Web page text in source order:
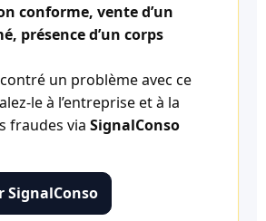
conforme, vente d’un
présence d’un corps
un problème avec ce
le à l’entreprise et à la
fraudes via SignalConso
SignalConso